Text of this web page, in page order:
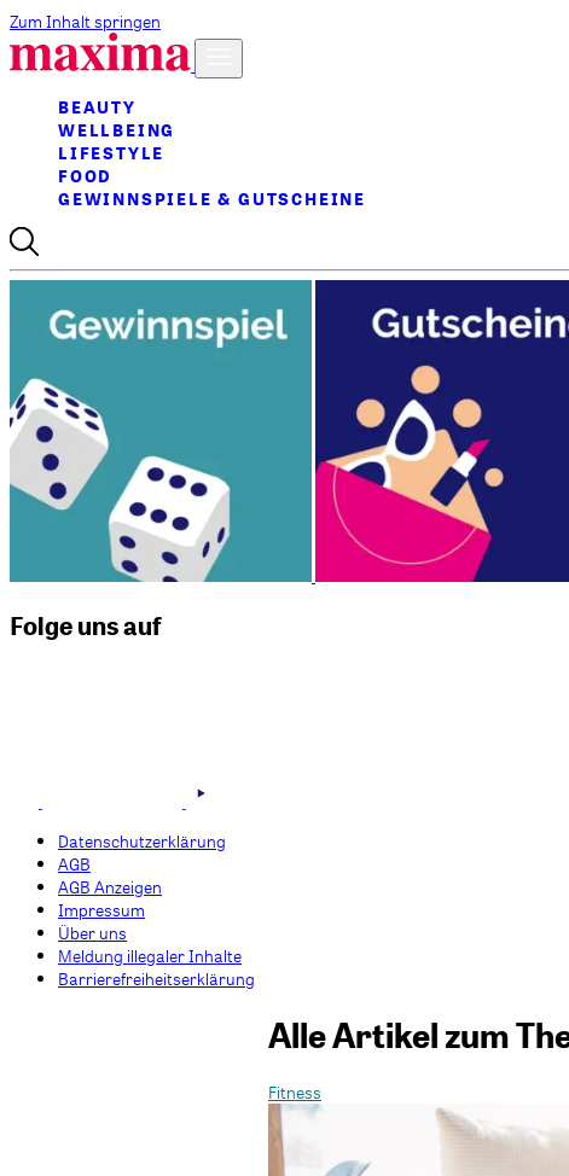
Zum Inhalt springen
BEAUTY
WELLBEING
LIFESTYLE
FOOD
GEWINNSPIELE & GUTSCHEINE
Folge uns auf
Datenschutzerklärung
AGB
AGB Anzeigen
Impressum
Über uns
Meldung illegaler Inhalte
Barrierefreiheitserklärung
Alle Artikel zum
Fitness